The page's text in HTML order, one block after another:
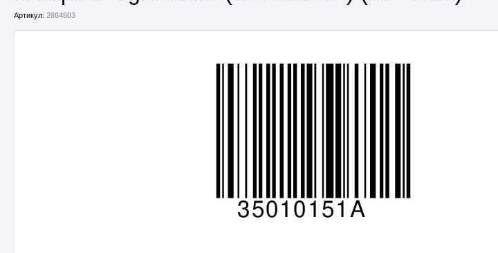
Артикул: 2864603